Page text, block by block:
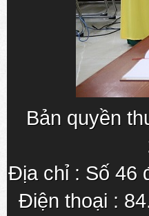
Bản quyền
Địa chỉ : Số 46
Điện thoại :